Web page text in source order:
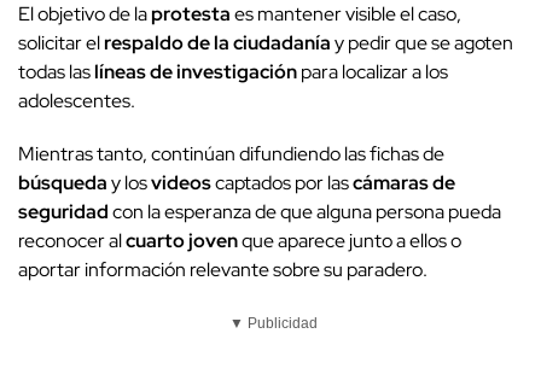
El objetivo de laprotestaes mantener visible el caso,
solicitar elrespaldo de la ciudadaníay pedir que se agoten
todas laslíneas de investigaciónpara localizar a los
adolescentes.
Mientras tanto, continúan difundiendo las fichas de
búsqueday losvideoscaptados por lascámaras de
seguridadcon la esperanza de que alguna persona pueda
reconocer alcuarto jovenque aparece junto a ellos o
aportar información relevante sobre su paradero.
▼ Publicidad